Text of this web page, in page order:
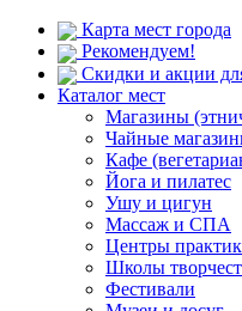
Карта мест города
Рекомендуем!
Скидки и акции
Каталог мест
Магазины
Чайные
Кафе
Йога и пилатес
Ушу и цигун
Массаж и СПА
Центры
Школы
Фестивали